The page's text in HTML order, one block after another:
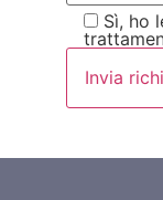
Sì, ho